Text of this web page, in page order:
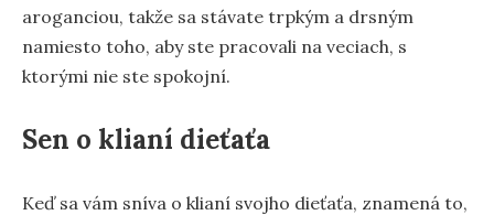
aroganciou, takže sa stávate trpkým a drsným
namiesto toho, aby ste pracovali na veciach, s
ktorými nie ste spokojní.
Sen o klianí dieťaťa
Keď sa vám sníva o klianí svojho dieťaťa, znamená to,